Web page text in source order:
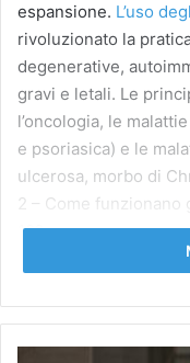
espansione. L’uso
rivoluzionato la
degenerative,
gravi e letali. Le
l’oncologia, le
e psoriasica) e le
ulcerosa, morbo di
2 – Come
19?
Il loro bersaglio è,
nella cellula umana.